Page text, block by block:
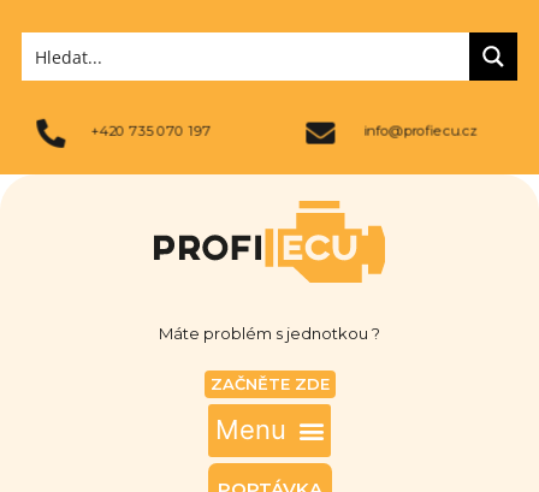
+420 735 070 197 info@profiecu.cz
Máte problém s jednotkou ?
ZAČNĚTE ZDE